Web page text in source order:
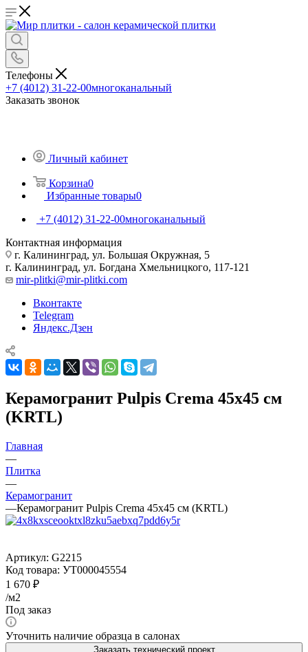
Телефоны
+7 (4012) 31-22-00многоканальный
Заказать звонок
Личный кабинет
Корзина0
Избранные товары0
+7 (4012) 31-22-00многоканальный
Контактная информация
г. Калининград, ул. Большая Окружная, 5
г. Калининград, ул. Богдана Хмельницкого, 117-121
mir-plitki@mir-plitki.com
Вконтакте
Telegram
Яндекс.Дзен
Керамогранит Pulpis Crema 45x45 см
(KRTL)
Главная
—
Плитка
—
Керамогранит
—Керамогранит Pulpis Crema 45x45 см (KRTL)
Артикул: G2215
Код товара: УТ000045554
1 670 ₽
/м2
Под заказ
Уточнить наличие образца в салонах
Заказать технический проект